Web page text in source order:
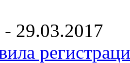
29.03.2017